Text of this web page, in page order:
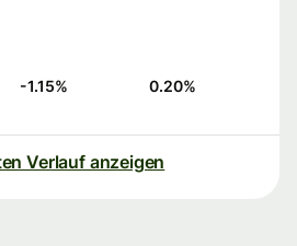
-1.15% 0.20%
Verlauf anzeigen